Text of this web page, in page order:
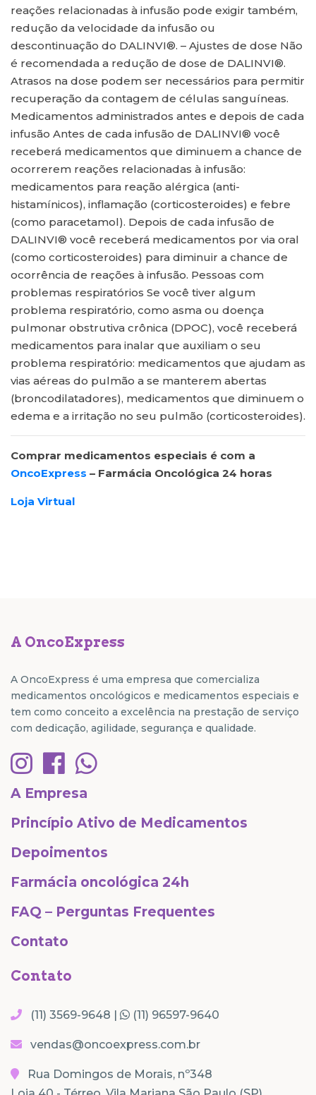
reações relacionadas à infusão pode exigir também,
redução da velocidade da infusão ou
descontinuação do DALINVI®. – Ajustes de dose Não
é recomendada a redução de dose de DALINVI®.
Atrasos na dose podem ser necessários para permitir
recuperação da contagem de células sanguíneas.
Medicamentos administrados antes e depois de cada
infusão Antes de cada infusão de DALINVI® você
receberá medicamentos que diminuem a chance de
ocorrerem reações relacionadas à infusão:
medicamentos para reação alérgica (anti-
histamínicos), inflamação (corticosteroides) e febre
(como paracetamol). Depois de cada infusão de
DALINVI® você receberá medicamentos por via oral
(como corticosteroides) para diminuir a chance de
ocorrência de reações à infusão. Pessoas com
problemas respiratórios Se você tiver algum
problema respiratório, como asma ou doença
pulmonar obstrutiva crônica (DPOC), você receberá
medicamentos para inalar que auxiliam o seu
problema respiratório: medicamentos que ajudam as
vias aéreas do pulmão a se manterem abertas
(broncodilatadores), medicamentos que diminuem o
edema e a irritação no seu pulmão (corticosteroides).
Comprar medicamentos especiais é com a
OncoExpress – Farmácia Oncológica 24 horas
Loja Virtual
A OncoExpress
A OncoExpress é uma empresa que comercializa
medicamentos oncológicos e medicamentos especiais e
tem como conceito a excelência na prestação de serviço
com dedicação, agilidade, segurança e qualidade.
A Empresa
Princípio Ativo de Medicamentos
Depoimentos
Farmácia oncológica 24h
FAQ – Perguntas Frequentes
Contato
Contato
(11) 3569-9648 | (11) 96597-9640
vendas@oncoexpress.com.br
Rua Domingos de Morais, nº348